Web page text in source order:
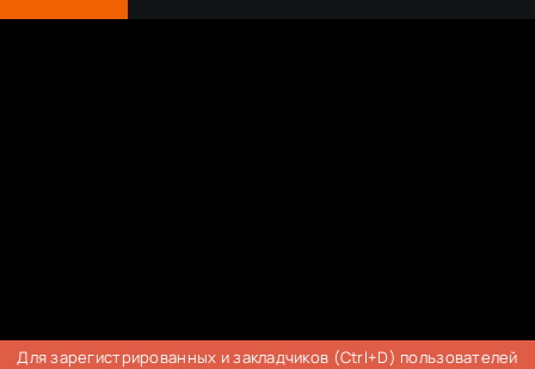
Для зарегистрированных и закладчиков (Ctrl+D) пользователей